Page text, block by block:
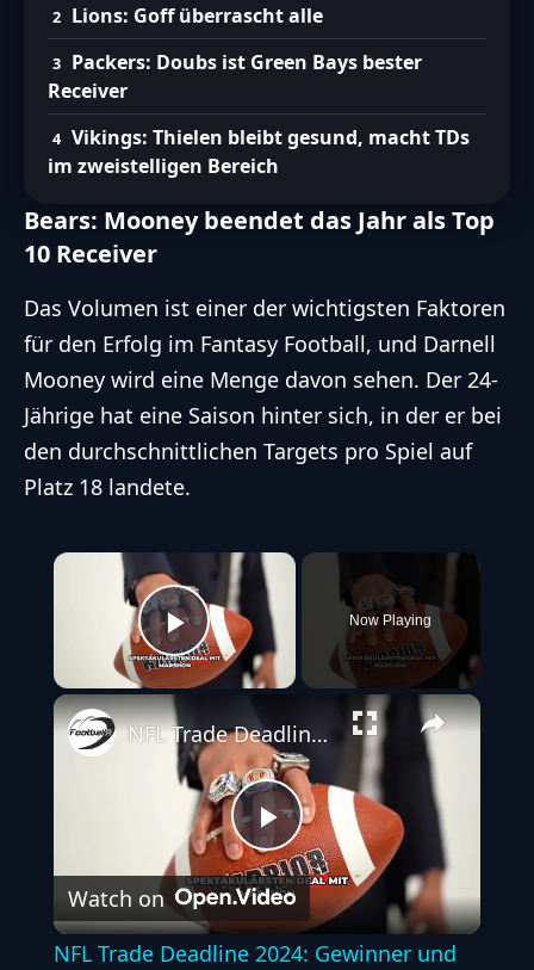
Lions: Goff überrascht alle
Packers: Doubs ist Green Bays bester
Receiver
Vikings: Thielen bleibt gesund, macht TDs
im zweistelligen Bereich
Bears: Mooney beendet das Jahr als Top
10 Receiver
Das Volumen ist einer der wichtigsten Faktoren
für den Erfolg im Fantasy Football, und Darnell
Mooney wird eine Menge davon sehen. Der 24-
Jährige hat eine Saison hinter sich, in der er bei
den durchschnittlichen Targets pro Spiel auf
Platz 18 landete.
×
Play Video
Now Playing
Play
Video
NFL Trade Deadline 2024: Gewinner und Verlierer der hektischen Schlussphase
Watch on
NFL Trade Deadline 2024: Gewinner und